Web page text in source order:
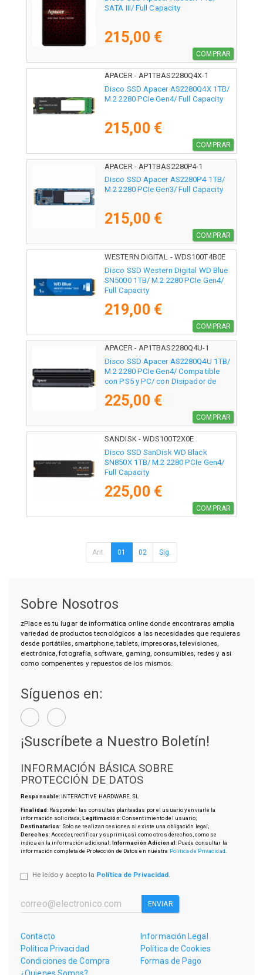
SATA III/ Full Capacity
215,00 €
COMPRAR
APACER - AP1TBAS2280Q4X-1
Disco SSD Apacer AS2280Q4X 1TB/
M.2 2280 PCIe Gen4/ Full Capacity
215,00 €
COMPRAR
APACER - AP1TBAS2280P4-1
Disco SSD Apacer AS2280P4 1TB/
M.2 2280 PCIe Gen3/ Full Capacity
215,00 €
COMPRAR
WESTERN DIGITAL - WDS100T4B0E
Disco SSD Western Digital WD Blue
SN5000 1TB/ M.2 2280 PCIe Gen4/
Full Capacity
219,00 €
COMPRAR
APACER - AP1TBAS2280Q4U-1
Disco SSD Apacer AS2280Q4U 1TB/
M.2 2280 PCIe Gen4/ Compatible
con PS5 y PC/ con Disipador de
225,00 €
COMPRAR
SANDISK - WDS100T2X0E
Disco SSD SanDisk WD Black
SN850X 1TB/ M.2 2280 PCIe Gen4/
Full Capacity
225,00 €
COMPRAR
Ant. 01 02 Sig.
Sobre Nosotros
zPlace es tu lugar de informática online donde encontraras amplia
variedad de productos tecnológicos a las necesidades que requieras
desde portátiles, smartphone, tablets, impresoras, televisiones,
electrónica, fotografía, software, gaming, consumibles, redes y asi
como compenentes y repuestos de los mismos.
Síguenos en:
¡Suscríbete a Nuestro Boletín!
INFORMACIÓN BÁSICA SOBRE
PROTECCIÓN DE DATOS
Responsable: INTERACTIVE HARDWARE, SL
Finalidad: Responder las consultas planteadas por el usuario y enviarle la
información solicitada; Legitimación: Consentimiento del usuario;
Destinatarios: Solo se realizan cesiones si existe una obligación legal;
Derechos: Acceder, rectificar y suprimir, así como otros derechos, como se
indica en la información adicional; Información Adicional : Puede consultar la
información completa de Protección de Datos en nuestra Política de Privacidad.
He leído y acepto la Política de Privacidad
ENVIAR
Contacto
Información Legal
Política Privacidad
Política de Cookies
Condiciones de Compra
Formas de Pago
¿Quienes Somos?